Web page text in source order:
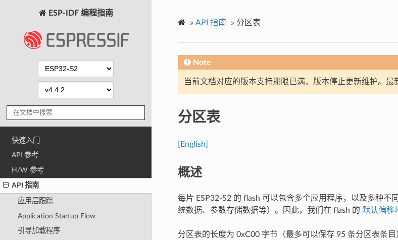
ESP-IDF 编程指南
快速入门
API 参考
H/W 参考
API 指南
应用层跟踪
Application Startup Flow
引导加载程序
» API 指南 » 分区表
Note
当前文档对应的版本支持期限已满，版本停止更新维护。最
分区表
[English]
概述
每片 ESP32-S2 的 flash 可以包含多个应用程序，以及多种不
统数据、参数存储数据等）。因此，我们在 flash 的 默认偏移
分区表的长度为 0xC00 字节（最多可以保存 95 条分区表条